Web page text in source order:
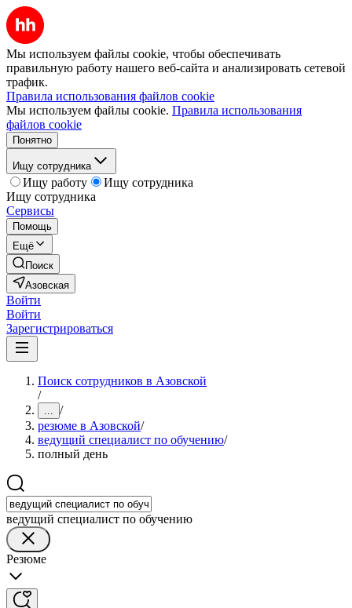
Мы используем файлы cookie, чтобы обеспечивать
правильную работу нашего веб-сайта и анализировать сетевой
трафик.
Правила использования файлов cookie
Мы используем файлы cookie. Правила использования
файлов cookie
Понятно
Ищу сотрудника
Ищу работу
Ищу сотрудника
Ищу сотрудника
Сервисы
Помощь
Ещё
Поиск
Азовская
Войти
Войти
Зарегистрироваться
Поиск сотрудников в Азовской
/
... /
резюме в Азовской/
ведущий специалист по обучению/
полный день
ведущий специалист по обучению
Резюме